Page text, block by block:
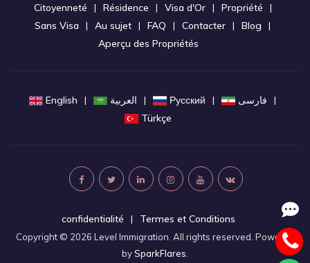
Citoyenneté Résidence Visa d'Or
Propriété
Sans Visa
Au sujet FAQ Contacter
Blog
Aperçu des Propriétés
English العربية Русский
فارسی
Türkçe
confidentialité Termes et Conditions
Copyright © 2026 Level Immigration. All rights reserved. Powered
bySparkFlares